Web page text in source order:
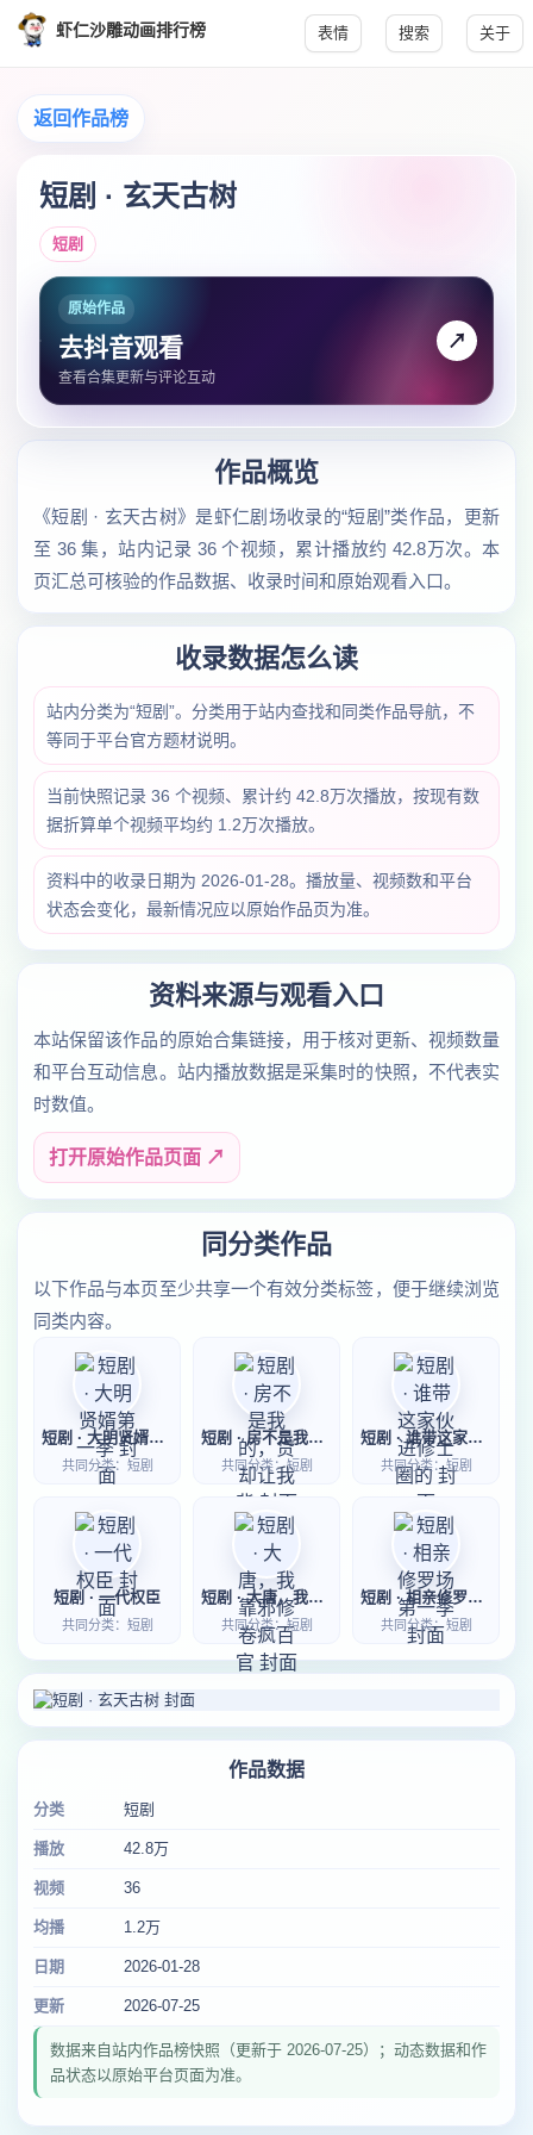
虾仁沙雕动画排行榜 表情 搜索 关于
返回作品榜
短剧 · 玄天古树
短剧
原始作品
去抖音观看
查看合集更新与评论互动
↗
作品概览
《短剧 · 玄天古树》是虾仁剧场收录的“短剧”类作品，更新
至 36 集，站内记录 36 个视频，累计播放约 42.8万次。本
页汇总可核验的作品数据、收录时间和原始观看入口。
收录数据怎么读
站内分类为“短剧”。分类用于站内查找和同类作品导航，不
等同于平台官方题材说明。
当前快照记录 36 个视频、累计约 42.8万次播放，按现有数
据折算单个视频平均约 1.2万次播放。
资料中的收录日期为 2026-01-28。播放量、视频数和平台
状态会变化，最新情况应以原始作品页为准。
资料来源与观看入口
本站保留该作品的原始合集链接，用于核对更新、视频数量
和平台互动信息。站内播放数据是采集时的快照，不代表实
时数值。
打开原始作品页面 ↗
同分类作品
以下作品与本页至少共享一个有效分类标签，便于继续浏览
同类内容。
短剧 · 大明贤婿第一季
共同分类：短剧
短剧 · 房不是我的，贷却让我背
共同分类：短剧
短剧 · 谁带这家伙进修士圈的
共同分类：短剧
短剧 · 一代权臣
共同分类：短剧
短剧 · 大唐，我靠邪修卷疯百官
共同分类：短剧
短剧 · 相亲修罗场第一季
共同分类：短剧
作品数据
分类 短剧
播放 42.8万
视频 36
均播 1.2万
日期 2026-01-28
更新 2026-07-25
数据来自站内作品榜快照（更新于 2026-07-25）；动态数据和作
品状态以原始平台页面为准。